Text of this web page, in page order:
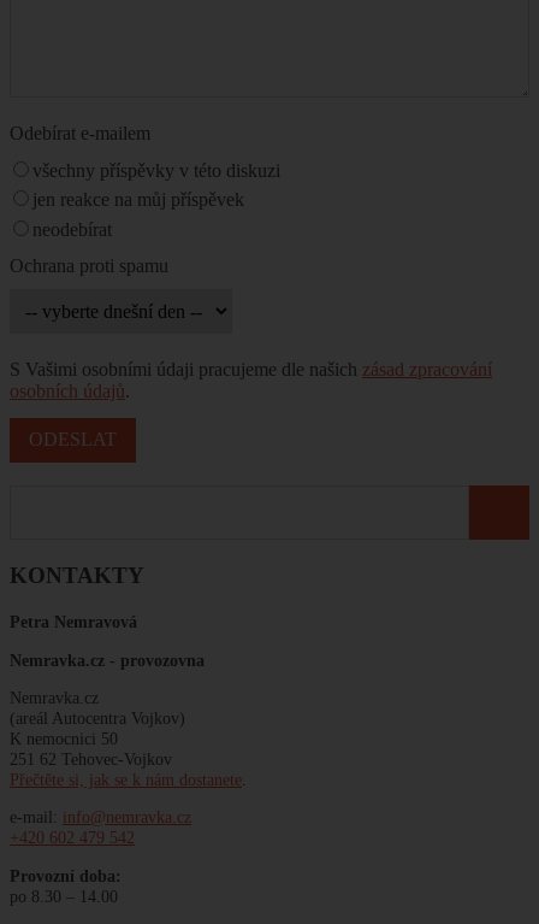
KONTAKTY
Petra Nemravová
Nemravka.cz - provozovna
Nemravka.cz
(areál Autocentra Vojkov)
K nemocnici 50
251 62 Tehovec-Vojkov
Přečtěte si, jak se k nám dostanete
e-mail: info@nemravka.cz
+420 602 479 542
Provozní doba:
po 8.30 – 14.00
Odebírat e-mailem
všechny příspěvky v této diskuzi
jen reakce na můj příspěvek
neodebírat
Ochrana proti spamu
S Vašimi osobními údaji pracujeme dle našich zásad zpracování
osobních údajů.